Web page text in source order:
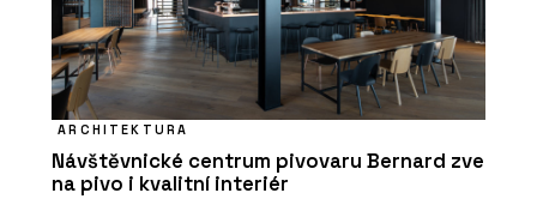
ARCHITEKTURA
Návštěvnické centrum pivovaru Bernard zve
na pivo i kvalitní interiér